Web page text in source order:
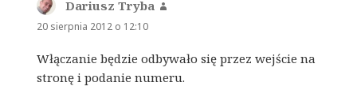
Dariusz Tryba
20 sierpnia 2012 o 12:10
Włączanie będzie odbywało się przez wejście na
stronę i podanie numeru.